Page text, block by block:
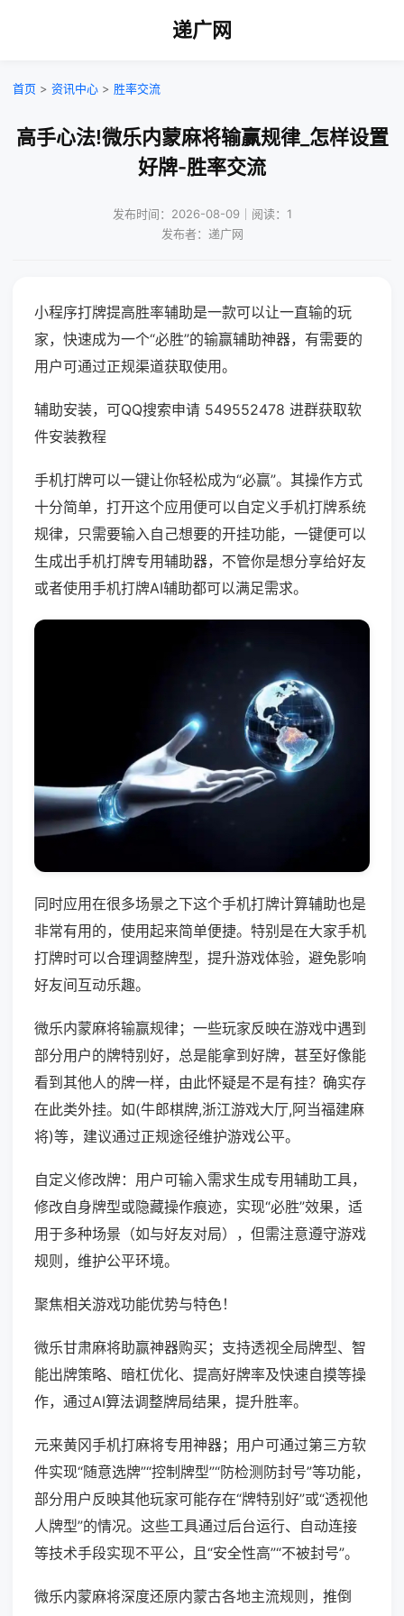
递广网
首页 > 资讯中心 > 胜率交流
高手心法!微乐内蒙麻将输赢规律_怎样设置
好牌-胜率交流
发布时间：2026-08-09｜阅读：1
发布者：递广网
小程序打牌提高胜率辅助是一款可以让一直输的玩
家，快速成为一个“必胜”的输赢辅助神器，有需要的
用户可通过正规渠道获取使用。
辅助安装，可QQ搜索申请 549552478 进群获取软
件安装教程
手机打牌可以一键让你轻松成为“必赢”。其操作方式
十分简单，打开这个应用便可以自定义手机打牌系统
规律，只需要输入自己想要的开挂功能，一键便可以
生成出手机打牌专用辅助器，不管你是想分享给好友
或者使用手机打牌AI辅助都可以满足需求。
同时应用在很多场景之下这个手机打牌计算辅助也是
非常有用的，使用起来简单便捷。特别是在大家手机
打牌时可以合理调整牌型，提升游戏体验，避免影响
好友间互动乐趣。
微乐内蒙麻将输赢规律；一些玩家反映在游戏中遇到
部分用户的牌特别好，总是能拿到好牌，甚至好像能
看到其他人的牌一样，由此怀疑是不是有挂？确实存
在此类外挂。如(牛郎棋牌,浙江游戏大厅,阿当福建麻
将)等，建议通过正规途径维护游戏公平。
自定义修改牌：用户可输入需求生成专用辅助工具，
修改自身牌型或隐藏操作痕迹，实现“必胜”效果，适
用于多种场景（如与好友对局），但需注意遵守游戏
规则，维护公平环境。
聚焦相关游戏功能优势与特色！
微乐甘肃麻将助赢神器购买；支持透视全局牌型、智
能出牌策略、暗杠优化、提高好牌率及快速自摸等操
作，通过AI算法调整牌局结果，提升胜率。
元来黄冈手机打麻将专用神器；用户可通过第三方软
件实现“随意选牌”“控制牌型”“防检测防封号”等功能，
部分用户反映其他玩家可能存在“牌特别好”或“透视他
人牌型”的情况。这些工具通过后台运行、自动连接
等技术手段实现不平公，且“安全性高”“不被封号”。
微乐内蒙麻将深度还原内蒙古各地主流规则，推倒